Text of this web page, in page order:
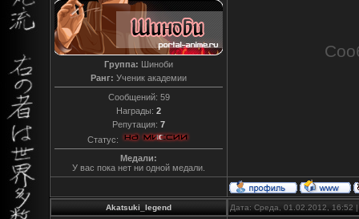
Группа: Шиноби
Ранг: Ученик академии
Сообщений: 59
Награды: 2
Репутация: 7
Статус:
Медали:
У вас пока нет ни одной медали.
Akatsuki_legend Дата: Среда, 01.02.2012,